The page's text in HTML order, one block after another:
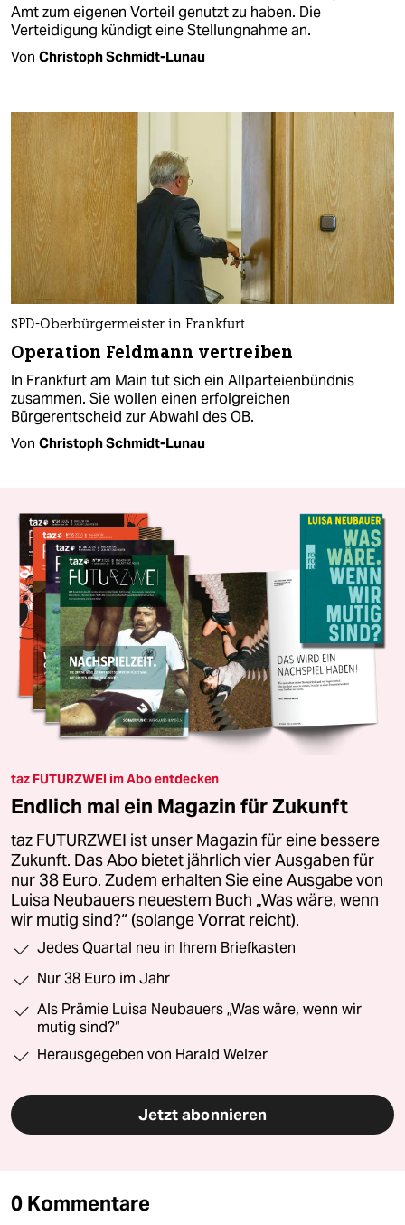
Amt zum eigenen Vorteil genutzt zu haben. Die
Verteidigung kündigt eine Stellungnahme an.
Von Christoph Schmidt-Lunau
SPD-Oberbürgermeister in Frankfurt
Operation Feldmann vertreiben
In Frankfurt am Main tut sich ein Allparteienbündnis
zusammen. Sie wollen einen erfolgreichen
Bürgerentscheid zur Abwahl des OB.
Von Christoph Schmidt-Lunau
taz FUTURZWEI im Abo entdecken
Endlich mal ein Magazin für Zukunft
taz FUTURZWEI ist unser Magazin für eine bessere
Zukunft. Das Abo bietet jährlich vier Ausgaben für
nur 38 Euro. Zudem erhalten Sie eine Ausgabe von
Luisa Neubauers neuestem Buch „Was wäre, wenn
wir mutig sind?“ (solange Vorrat reicht).
Jedes Quartal neu in Ihrem Briefkasten
Nur 38 Euro im Jahr
Als Prämie Luisa Neubauers „Was wäre, wenn wir
mutig sind?“
Herausgegeben von Harald Welzer
Jetzt abonnieren
0 Kommentare